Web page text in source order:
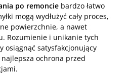
po remoncie bardzo łatwo
mogą wydłużyć cały proces,
powierzchnie, a nawet
Rozumienie i unikanie tych
osiągnąć satysfakcjonujący
ochrona przed